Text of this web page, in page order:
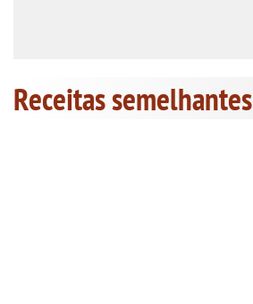
Receitas semelhantes